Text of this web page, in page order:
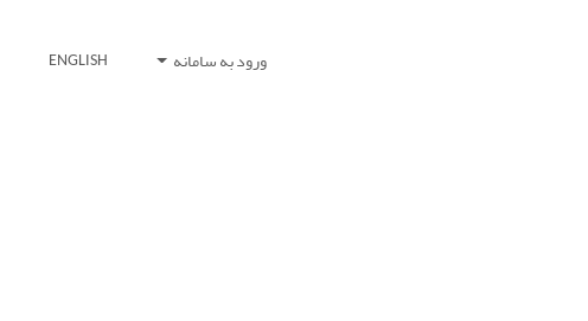
ورود به سامانه ENGLISH